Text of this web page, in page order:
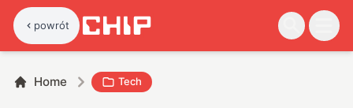
powrót
Home Tech